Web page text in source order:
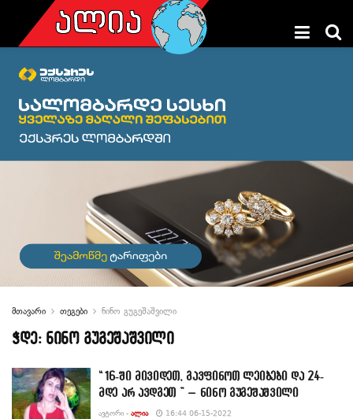
მთავარი თეგები ნინო გუგეშაშვილი
ჭდე: ნინო გუგეშაშვილი
“16-ში მივიდეთ, გავფინოთ ლეიბები და 24-
მდე არ ავდგეთ ” – ნინო გუგეშაშვილი
ᲐᲕᲢᲝᲠᲘ - ᲐᲚᲘᲐ 16:44 06-15-2022